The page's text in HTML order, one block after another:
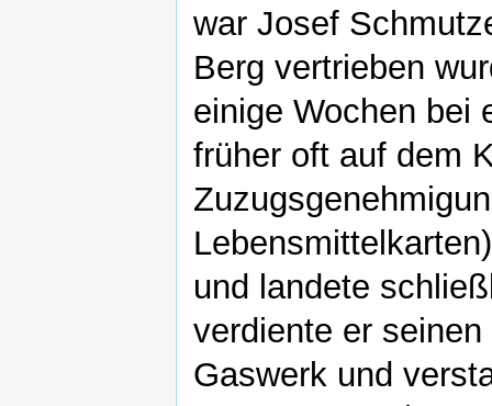
war Josef
Berg vertrieben
einige Wochen bei
früher oft auf dem
und landete
verdiente er
Gaswerk und